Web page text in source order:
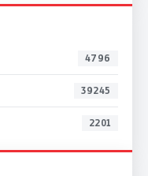
4796
39245
2201